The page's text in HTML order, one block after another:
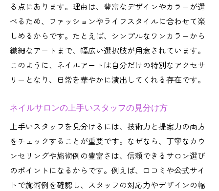
る点にあります。理由は、豊富なデザインやカラーが選
べるため、ファッションやライフスタイルに合わせて楽
しめるからです。たとえば、シンプルなワンカラーから
繊細なアートまで、幅広い選択肢が用意されています。
このように、ネイルアートは自分だけの特別なアクセサ
リーとなり、日常を華やかに演出してくれる存在です。
ネイルサロンの上手いスタッフの見分け方
上手いスタッフを見分けるには、技術力と提案力の両方
をチェックすることが重要です。なぜなら、丁寧なカウ
ンセリングや施術例の豊富さは、信頼できるサロン選び
のポイントになるからです。例えば、口コミや公式サイ
トで施術例を確認し、スタッフの対応力やデザインの幅